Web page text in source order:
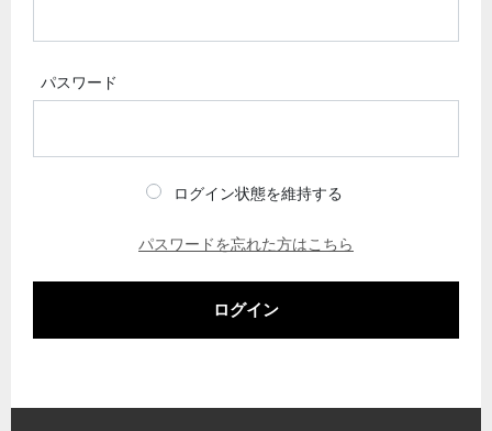
パスワード
ログイン状態を維持する
パスワードを忘れた方はこちら
ログイン